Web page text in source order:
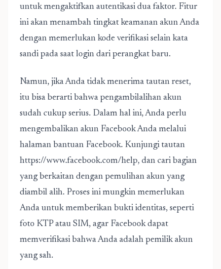
untuk mengaktifkan autentikasi dua faktor. Fitur
ini akan menambah tingkat keamanan akun Anda
dengan memerlukan kode verifikasi selain kata
sandi pada saat login dari perangkat baru.
Namun, jika Anda tidak menerima tautan reset,
itu bisa berarti bahwa pengambilalihan akun
sudah cukup serius. Dalam hal ini, Anda perlu
mengembalikan akun Facebook Anda melalui
halaman bantuan Facebook. Kunjungi tautan
https://www.facebook.com/help, dan cari bagian
yang berkaitan dengan pemulihan akun yang
diambil alih. Proses ini mungkin memerlukan
Anda untuk memberikan bukti identitas, seperti
foto KTP atau SIM, agar Facebook dapat
memverifikasi bahwa Anda adalah pemilik akun
yang sah.